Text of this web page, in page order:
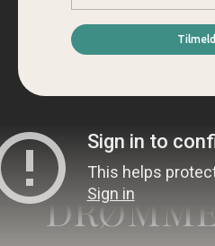
mail
*
Tilmeld